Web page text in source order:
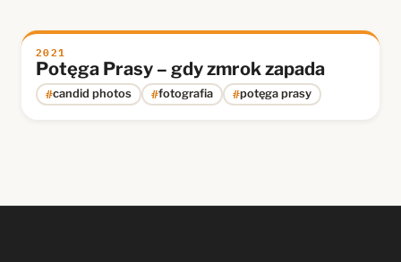
2021
Potęga Prasy – gdy zmrok zapada
#candid photos #fotografia #potęga prasy